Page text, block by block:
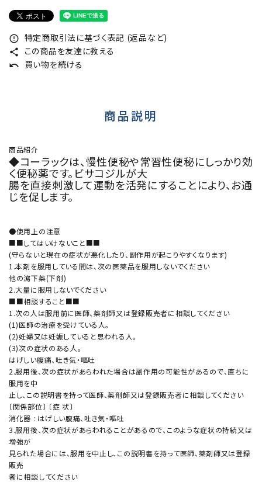
error_outline 特定商取引法に基づく表記 (返品など)
share この商品を友達に教える
undo 買い物を続ける
商品説明
商品紹介
◆コーラックは、慢性便秘や常習性便秘にしっかり効
く便秘薬です。ビサコジルが大
腸を直接刺激して運動を活発にすることにより、お通
じを促します。
●使用上の注意
■■してはいけないこと■■
(守らないと現在の症状が悪化したり、副作用が起こりやすくなります)
1.本剤を服用している間は、次の医薬品を服用しないでください
他の瀉下薬(下剤)
2.大量に服用しないでください
■■相談すること■■
1.次の人は服用前に医師、薬剤師又は登録販売者に相談してください
(1)医師の治療を受けている人。
(2)妊婦又は妊娠していると思われる人。
(3)次の症状のある人。
はげしい腹痛、吐き気・嘔吐
2.服用後、次の症状があらわれた場合は副作用の可能性があるので、直ちに
服用を中
止し、この説明書を持って医師、薬剤師又は登録販売者に相談してください
〔関係部位〕 〔症 状〕
消化器 : はげしい腹痛、吐き気・嘔吐
3.服用後、次の症状があらわれることがあるので、このような症状の持続又は
増強が
見られた場合には、服用を中止し、この説明書を持って医師、薬剤師又は登録
販売
者に相談してください